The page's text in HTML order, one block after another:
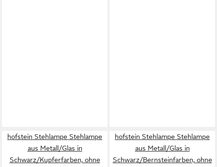
hofstein Stehlampe Stehlampe
aus Metall/Glas in
Schwarz/Kupferfarben, ohne
hofstein Stehlampe Stehlampe
aus Metall/Glas in
Schwarz/Bernsteinfarben, ohne